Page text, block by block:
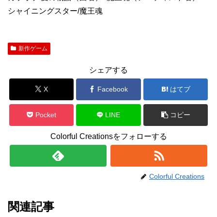
シャイニングスター/魔王魂
新作ゲーム
シェアする
X Facebook はてブ
Pocket LINE コピー
Colorful Creationsをフォローする
Colorful Creations
関連記事